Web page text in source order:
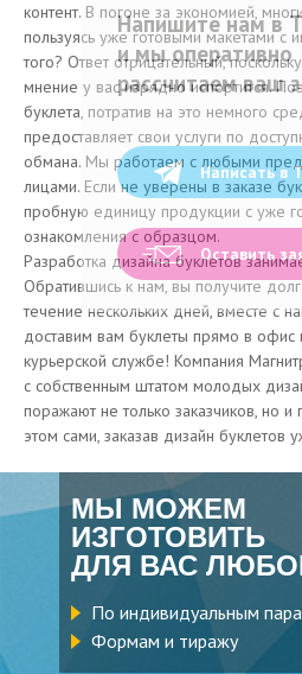
контент. В погоне за экономией,
пользуясь уже готовыми макетами с
того? Ответ отрицательный,
мнение у вас изрядно испортится.
буклета, потратив на это немного
предоставляет свои услуги по
обмана. Мы работаем с любыми
лицами. Если не уверены в заказе
пробную единицу продукции с уже
ознакомления с образцом.
Разработка дизайна буклетов
Обратившись к нам, вы получите
течение нескольких дней, вместе с
доставим вам буклеты прямо в офис
курьерской службе! Компания
с собственным штатом молодых
поражают не только заказчиков, но и
этом сами, заказав дизайн буклетов
МЫ МОЖЕМ
ИЗГОТОВИТЬ
ДЛЯ ВАС
По индивидуальным
Формам и тиражу
Напишите нам в
и мы оперативно
рассчитаем ваш
Написать в
Оставить